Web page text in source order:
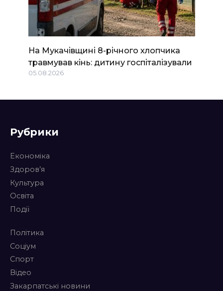
На Мукачівщині 8-річного хлопчика
травмував кінь: дитину госпіталізували
05.08.2026
Рубрики
Економіка
Здоров’я
Культура
Освіта
Події
Політика
Соціум
Спорт
Відео
Закарпатські новини